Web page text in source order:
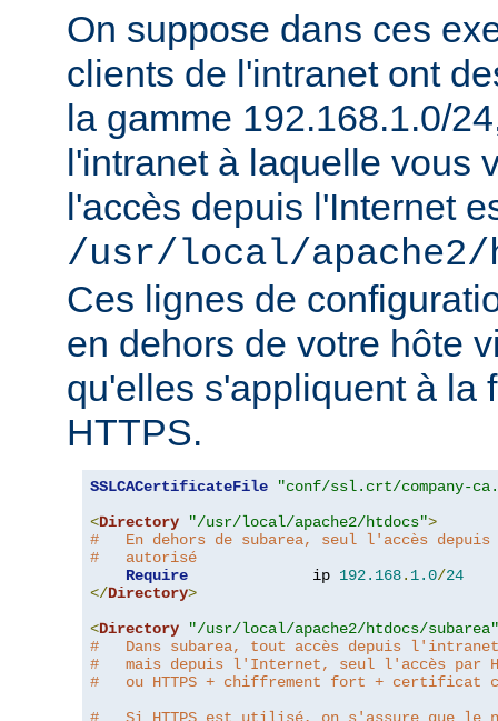
On suppose dans ces
clients de l'intranet ont
la gamme 192.168.1.0/
l'intranet à laquelle vous
l'accès depuis l'Internet
/usr/local/apache2/
Ces lignes de
en dehors de votre hôte
qu'elles s'appliquent à la
HTTPS.
SSLCACertificateFile
"conf/ssl.crt/company-
<Directory "/usr/local/apache2/htdocs">
#   En dehors de subarea, seul l'accès
#   autorisé
Require
              ip
192.168. 1.0/24
</Directory>
<Directory
"/usr/local/apache2/htdocs/subarea"
#   Dans subarea, tout accès depuis
#   mais depuis l'Internet, seul l'accès par
#   ou HTTPS + chiffrement fort +